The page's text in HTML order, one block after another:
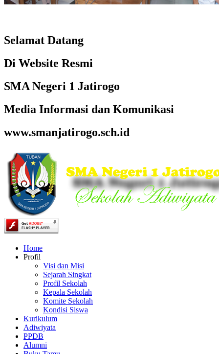
Selamat Datang
Di Website Resmi
SMA Negeri 1 Jatirogo
Media Informasi dan Komunikasi
www.smanjatirogo.sch.id
Home
Profil
Visi dan Misi
Sejarah Singkat
Profil Sekolah
Kepala Sekolah
Komite Sekolah
Kondisi Siswa
Kurikulum
Adiwiyata
PPDB
Alumni